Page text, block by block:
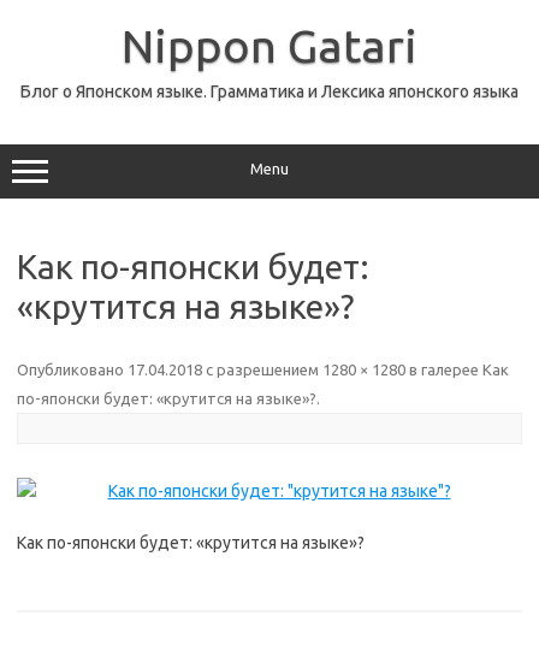
Nippon Gatari
Блог о Японском языке. Грамматика и Лексика японского языка
Menu
Как по-японски будет:
«крутится на языке»?
Опубликовано 17.04.2018 с разрешением 1280 × 1280 в галерее Как
по-японски будет: «крутится на языке»?.
Как по-японски будет: «крутится на языке»?